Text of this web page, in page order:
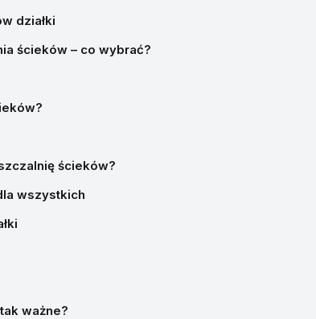
działki
ścieków – co wybrać?
ścieków?
wszystkich
ważne?